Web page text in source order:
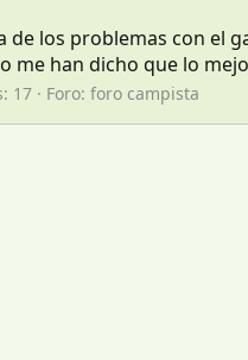
los problemas con el
me han dicho que lo
17 Foro: foro campista